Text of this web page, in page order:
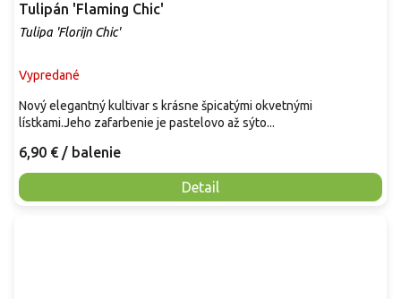
Tulipán 'Flaming Chic'
Tulipa 'Florijn Chic'
Vypredané
6,90 € / balenie
Detail
Nový elegantný kultivar s krásne špicatými okvetnými
lístkami.Jeho zafarbenie je pastelovo až sýto...